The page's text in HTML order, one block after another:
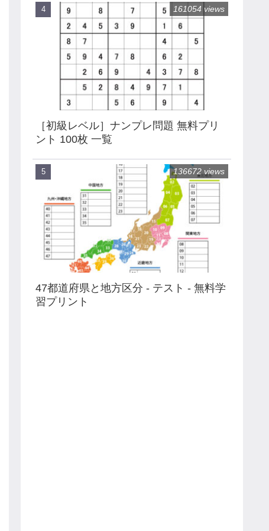
［初級レベル］ナンプレ問題 無料プリ
ント 100枚 一覧
161054 views
47都道府県と地方区分 - テスト - 無料学
習プリント
136672 views